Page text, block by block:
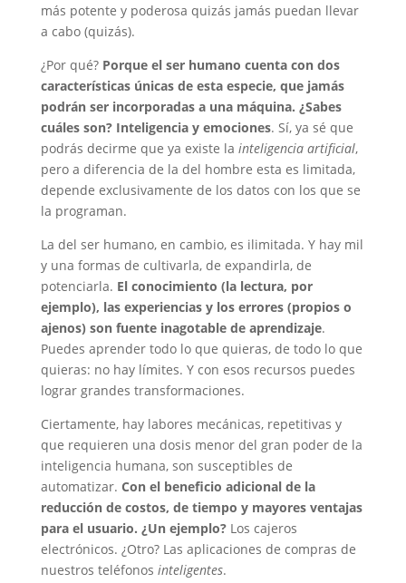
más potente y poderosa quizás jamás puedan llevar
a cabo (quizás).
¿Por qué? Porque el ser humano cuenta con dos
características únicas de esta especie, que jamás
podrán ser incorporadas a una máquina. ¿Sabes
cuáles son? Inteligencia y emociones. Sí, ya sé que
podrás decirme que ya existe la inteligencia artificial,
pero a diferencia de la del hombre esta es limitada,
depende exclusivamente de los datos con los que se
la programan.
La del ser humano, en cambio, es ilimitada. Y hay mil
y una formas de cultivarla, de expandirla, de
potenciarla. El conocimiento (la lectura, por
ejemplo), las experiencias y los errores (propios o
ajenos) son fuente inagotable de aprendizaje.
Puedes aprender todo lo que quieras, de todo lo que
quieras: no hay límites. Y con esos recursos puedes
lograr grandes transformaciones.
Ciertamente, hay labores mecánicas, repetitivas y
que requieren una dosis menor del gran poder de la
inteligencia humana, son susceptibles de
automatizar. Con el beneficio adicional de la
reducción de costos, de tiempo y mayores ventajas
para el usuario. ¿Un ejemplo?Los cajeros
electrónicos. ¿Otro? Las aplicaciones de compras de
nuestros teléfonos inteligentes.